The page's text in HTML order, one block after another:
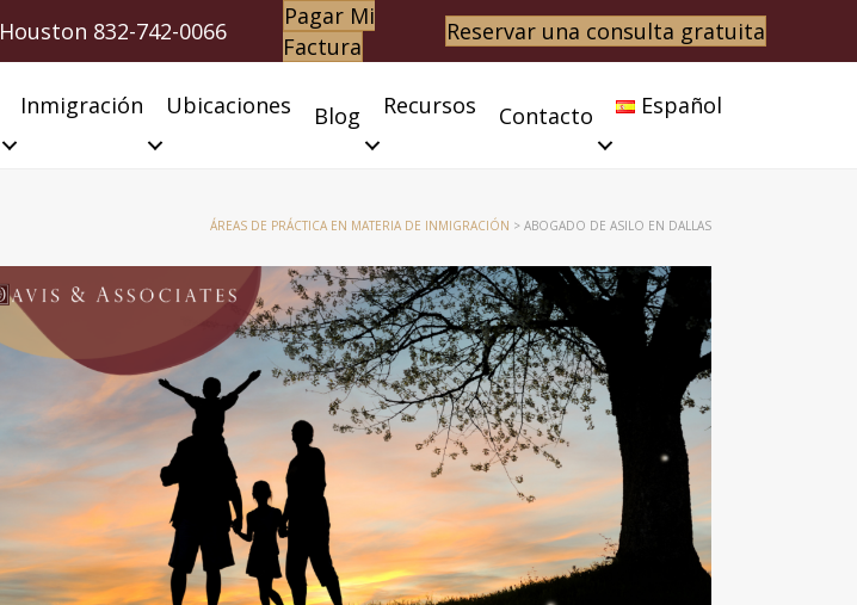
Houston 832-742-0066
Pagar Mi
Factura
Reservar una consulta gratuita
Inmigración Ubicaciones Blog Recursos Contacto Español
ÁREAS DE PRÁCTICA EN MATERIA DE INMIGRACIÓN > ABOGADO DE ASILO EN DALLAS